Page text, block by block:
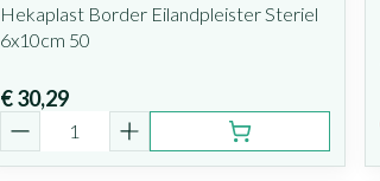
Hekaplast Border Eilandpleister Steriel
6x10cm 50
€ 30,29